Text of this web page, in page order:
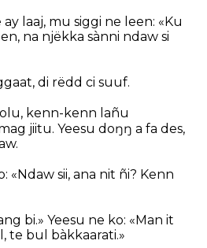
laaj, mu siggi ne leen: «Ku
na njëkka sànni ndaw si
di rëdd ci suuf.
kenn-kenn lañu
jiitu. Yeesu doŋŋ a fa des,
«Ndaw sii, ana nit ñi? Kenn
bi.» Yeesu ne ko: «Man it
te bul bàkkaarati.»